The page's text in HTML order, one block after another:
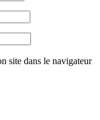
site dans le navigateur